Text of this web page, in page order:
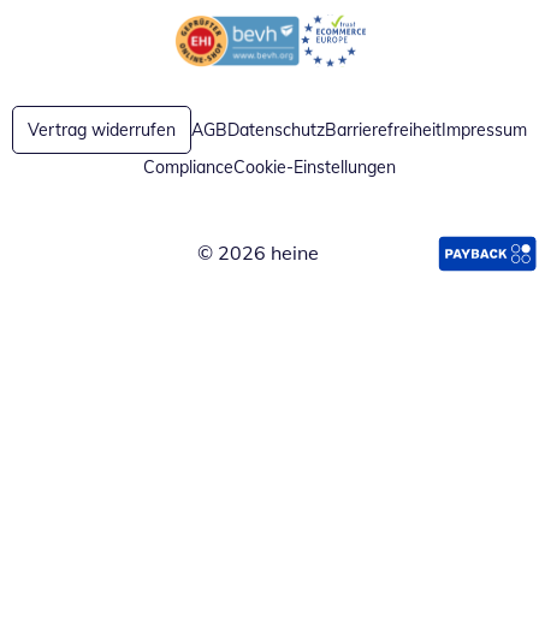
Öffnet in neuem FensterÖffnet in neuem Fenster
Vertrag widerrufen AGBDatenschutzBarrierefreiheitImpressum
ComplianceCookie-Einstellungen
© 2026 heine